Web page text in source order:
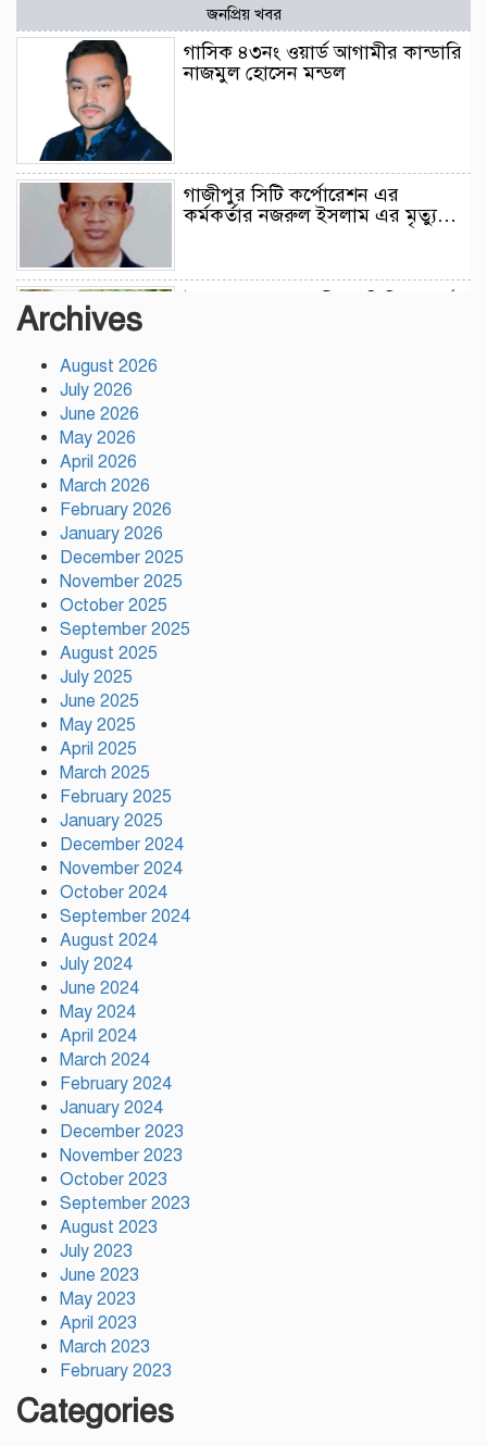
জনপ্রিয় খবর
গাসিক ৪৩নং ওয়ার্ড আগামীর কান্ডারি
নাজমুল হোসেন মন্ডল
গাজীপুর সিটি কর্পোরেশন এর
কর্মকর্তার নজরুল ইসলাম এর মৃত্যু…
রাজবাড়ীতে স্টার্লিং সাবমেশিনগানসহ
দুই অস্ত্রধারী গ্রেপ্তার, ৩৪ রাউন্ড গুলি
Archives
August 2026
July 2026
June 2026
May 2026
April 2026
March 2026
February 2026
January 2026
December 2025
November 2025
October 2025
September 2025
August 2025
July 2025
June 2025
May 2025
April 2025
March 2025
February 2025
January 2025
December 2024
November 2024
October 2024
September 2024
August 2024
July 2024
June 2024
May 2024
April 2024
March 2024
February 2024
January 2024
December 2023
November 2023
October 2023
September 2023
August 2023
July 2023
June 2023
May 2023
April 2023
March 2023
February 2023
Categories